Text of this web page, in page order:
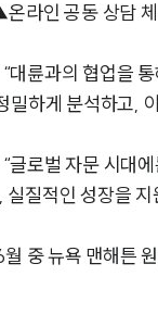
라인 공동 상담
대륜과의 협업을
밀하게 분석하고,
글로벌 자문 시대
질적인 성장을
중 뉴욕 맨해튼